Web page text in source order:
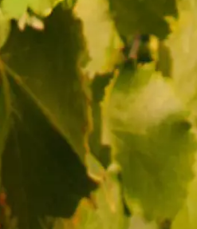
Balade à vélo dans les
vignobles du domaine
Julien de l'Embisque
09:00
12:00
10 août 2026
Fête des vins du Luberon
Ménerbes
22:00